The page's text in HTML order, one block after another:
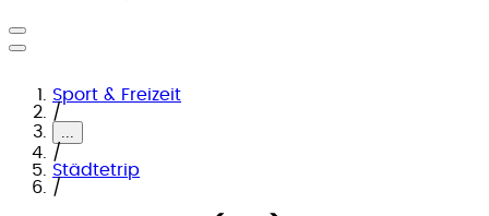
Sport & Freizeit
/
...
/
Städtetrip
/